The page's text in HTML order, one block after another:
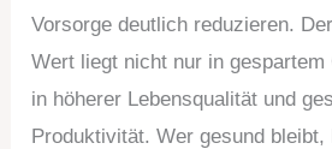
Vorsorge deutlich reduzieren.
Wert liegt nicht nur in gespartem
in höherer Lebensqualität und
Produktivität. Wer gesund bleibt,